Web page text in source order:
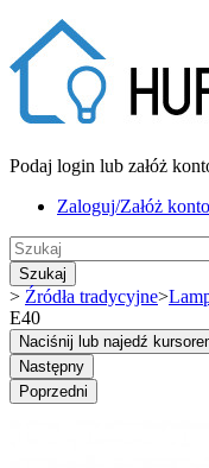
Podaj login lub załóż
Zaloguj/Załóż konto
Szukaj
> Źródła tradycyjne>
E40
Naciśnij lub najedź
Następny
Poprzedni